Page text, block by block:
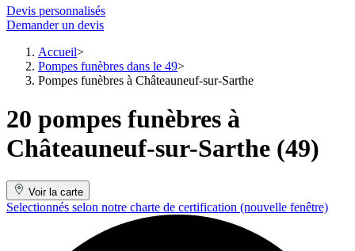
Devis personnalisés
Demander un devis
Accueil
Pompes funèbres dans le 49
Pompes funèbres à Châteauneuf-sur-Sarthe
20 pompes funèbres à
Châteauneuf-sur-Sarthe (49)
Voir la carte
Selectionnés selon notre charte de certification (nouvelle fenêtre)